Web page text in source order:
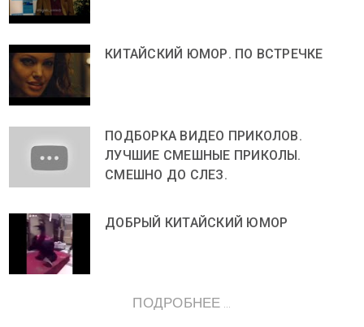
КИТАЙСКИЙ ЮМОР. ПО ВСТРЕЧКЕ
ПОДБОРКА ВИДЕО ПРИКОЛОВ.
ЛУЧШИЕ СМЕШНЫЕ ПРИКОЛЫ.
СМЕШНО ДО СЛЕЗ.
ДОБРЫЙ КИТАЙСКИЙ ЮМОР
ПОДРОБНЕЕ ...